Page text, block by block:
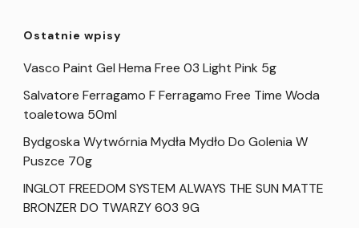
Ostatnie wpisy
Vasco Paint Gel Hema Free 03 Light Pink 5g
Salvatore Ferragamo F Ferragamo Free Time Woda
toaletowa 50ml
Bydgoska Wytwórnia Mydła Mydło Do Golenia W
Puszce 70g
INGLOT FREEDOM SYSTEM ALWAYS THE SUN MATTE
BRONZER DO TWARZY 603 9G